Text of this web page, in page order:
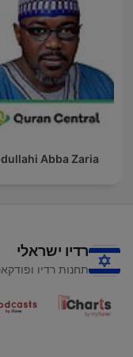
Abba Zaria
רדיו ישראלי
תחנות רדיו